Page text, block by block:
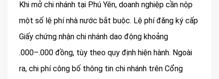
Khi mở chi nhánh tại Phú Yên, doanh nghiệp cần nộp
một số lệ phí nhà nước bắt buộc. Lệ phí đăng ký cấp
Giấy chứng nhận chi nhánh dao động khoảng
.000–.000 đồng, tùy theo quy định hiện hành. Ngoài
ra, chi phí công bố thông tin chi nhánh trên Cổng